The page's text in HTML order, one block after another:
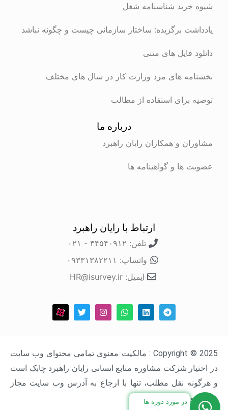
شیوه خرید شناسنامه شغل
یادداشت برگزیده: ساختار سازمانی چیست و چگونه نباشد
دانلود فایل های متنی
بخشنامه های مزد وزارت کار در سال های مختلف
توصیه برای استفاده از مطالب
درباره ما
مشاوران و همکاران رایان راهبرد
عضویت ها و گواهینامه ها
ارتباط با رایان راهبرد
تلفن: ۴۴۵۴۰۹۱۲ - ۰۲۱
واتساپ: ۰۹۳۳۱۳۸۲۲۱۱
ایمیل: HR@isurvey.ir
Copyright © 2025 : مالکیت معنوی تمامی محتوای وب سایت
در اختیار شرکت مشاوره منابع انسانی رایان راهبرد چابک است
و هرگونه نقل مطلب، تنها با ارجاع به آدرس وب سایت مجاز
خواهد بود.در مورد دوره ها